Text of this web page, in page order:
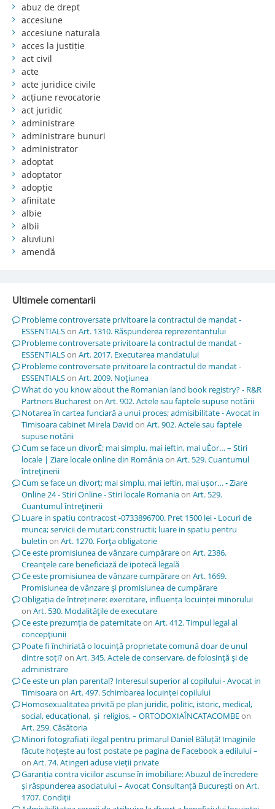
abuz de drept
accesiune
accesiune naturala
acces la justiție
act civil
acte
acte juridice civile
acțiune revocatorie
act juridic
administrare
administrare bunuri
administrator
adoptat
adoptator
adopție
afinitate
albie
albii
aluviuni
amendă
Ultimele comentarii
Probleme controversate privitoare la contractul de mandat -
ESSENTIALSon Art. 1310. Răspunderea reprezentantului
Probleme controversate privitoare la contractul de mandat -
ESSENTIALSon Art. 2017. Executarea mandatului
Probleme controversate privitoare la contractul de mandat -
ESSENTIALSon Art. 2009. Noţiunea
What do you know about the Romanian land book registry? - R&R
Partners Buchareston Art. 902. Actele sau faptele supuse notării
Notarea în cartea funciară a unui proces; admisibilitate - Avocat in
Timisoara cabinet Mirela David on Art. 902. Actele sau faptele
supuse notării
Cum se face un divorÈ; mai simplu, mai ieftin, mai uÈor… – Stiri
locale | Ziare locale online din Româniaon Art. 529. Cuantumul
întreţinerii
Cum se face un divorț; mai simplu, mai ieftin, mai ușor… - Ziare
Online 24 - Stiri Online - Stiri locale Romaniaon Art. 529.
Cuantumul întreţinerii
Luare in spatiu contracost -0733896700. Pret 1500 lei - Locuri de
munca; servicii de mutari; constructii; luare in spatiu pentru
buletin on Art. 1270. Forţa obligatorie
Ce este promisiunea de vânzare cumpărareon Art. 2386.
Creanţele care beneficiază de ipotecă legală
Ce este promisiunea de vânzare cumpărareon Art. 1669.
Promisiunea de vânzare şi promisiunea de cumpărare
Obligația de întreținere: exercitare, influența locuinței minorului
on Art. 530. Modalităţile de executare
Ce este prezumția de paternitateon Art. 412. Timpul legal al
concepţiunii
Poate fi închiriată o locuință proprietate comună doar de unul
dintre soți?on Art. 345. Actele de conservare, de folosinţă şi de
administrare
Ce este un plan parental? Interesul superior al copilului - Avocat in
Timisoaraon Art. 497. Schimbarea locuinţei copilului
Homosexualitatea privită pe plan juridic, politic, istoric, medical,
social, educațional, și religios, – ORTODOXIAÎNCATACOMBEon
Art. 259. Căsătoria
Minori fotografiați ilegal pentru primarul Daniel Băluță! Imaginile
făcute hoțește au fost postate pe pagina de Facebook a edilului –
on Art. 74. Atingeri aduse vieţii private
Garanția contra viciilor ascunse în imobiliare: Abuzul de încredere
și răspunderea asociatului – Avocat Consultanță Bucureștion Art.
1707. Condiţii